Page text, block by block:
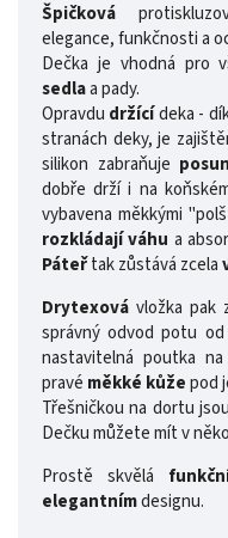
Špičková
elegance, funkčnosti a
Dečka je vhodná pro
sedlaa pady.
Opravdu držícídeka -
stranách deky, je
silikon zabraňuje
dobře drží i na
vybavena měkkými
rozkládají váhu a
Páteřtak zůstává zcela
Drytexová vložka pak
správný odvod potu
nastavitelná poutka
pravé měkké kůžepod
Třešničkou na dortu
Dečku můžete mít v
Prostě skvělá
elegantnímdesignu.